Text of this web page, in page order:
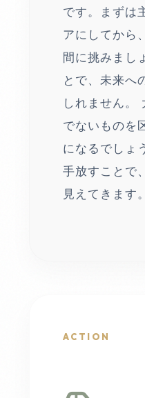
です。まずは
アにしてから
間に挑みまし
とで、未来へ
しれません。
でないものを
になるでしょ
手放すことで
見えてきます。
ACTION